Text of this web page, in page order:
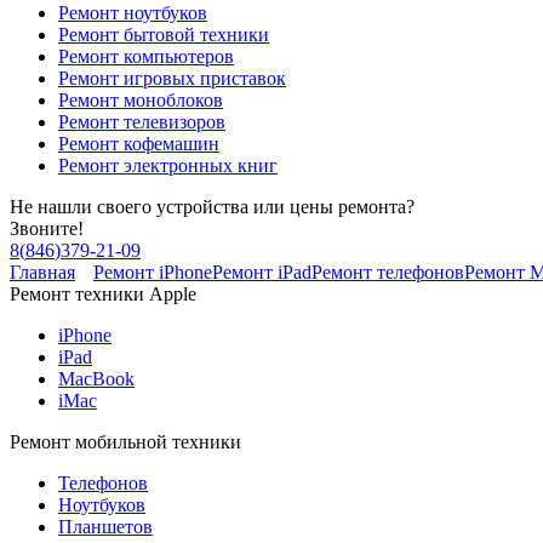
Ремонт ноутбуков
Ремонт бытовой техники
Ремонт компьютеров
Ремонт игровых приставок
Ремонт моноблоков
Ремонт телевизоров
Ремонт кофемашин
Ремонт электронных книг
Не нашли своего устройства или цены ремонта?
Звоните!
8(846)379-21-09
Главная
Ремонт iPhoneРемонт iPadРемонт телефоновРемонт
Ремонт техники Apple
iPhone
iPad
MacBook
iMac
Ремонт мобильной техники
Телефонов
Ноутбуков
Планшетов